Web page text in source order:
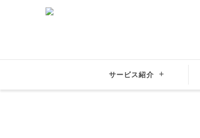
サービス紹介
全国の結婚相談所